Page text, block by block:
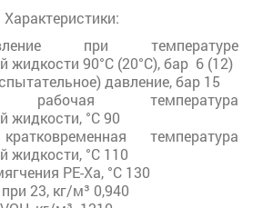
Характеристики:
при температуре
жидкости 90°C (20°C), бар 6 (12)
давление, бар 15
рабочая температура
жидкости, °C 90
температура
жидкости, °C 110
РЕ-Ха, °С 130
23, кг/м³ 0,940